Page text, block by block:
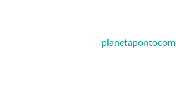
planetapontocom